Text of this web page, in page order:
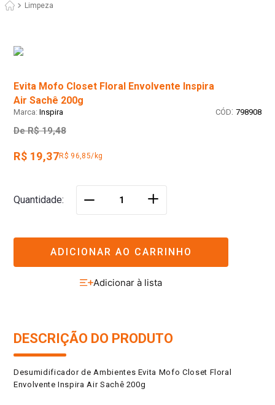
Limpeza
Evita Mofo Closet Floral Envolvente Inspira
Air Sachê 200g
Inspira : 798908
De R$ 19,48
R$ 19,37R$ 96,85/kg
Quantidade ＋
ADICIONAR AO CARRINHO
DESCRIÇÃO DO PRODUTO
Desumidificador de Ambientes Evita Mofo Closet Floral
Envolvente Inspira Air Sachê 200g